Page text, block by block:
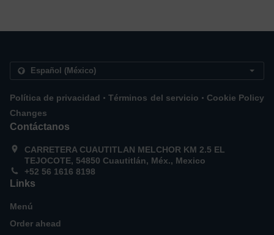
Política de privacidad . Términos del servicio . Cookie Policy
Changes
Contáctanos
CARRETERA CUAUTITLAN MELCHOR KM 2.5 EL
TEJOCOTE, 54850 Cuautitlán, Méx., Mexico
+52 56 1616 8198
Links
Menú
Order ahead